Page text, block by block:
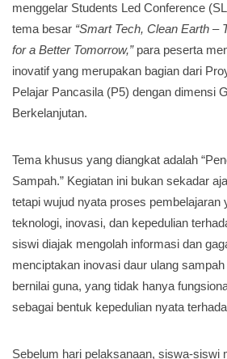
menggelar Students Led Conference
tema besar “Smart Tech, Clean Earth –
for a Better Tomorrow,”para peserta
inovatif yang merupakan bagian dari
Pelajar Pancasila (P5) dengan dimensi
Berkelanjutan.
Tema khusus yang diangkat adalah
Sampah.” Kegiatan ini bukan sekadar
tetapi wujud nyata proses pembelajaran
teknologi, inovasi, dan kepedulian
siswi diajak mengolah informasi dan
menciptakan inovasi daur ulang
bernilai guna, yang tidak hanya
sebagai bentuk kepedulian nyata
Sebelum hari pelaksanaan, siswa-siswi